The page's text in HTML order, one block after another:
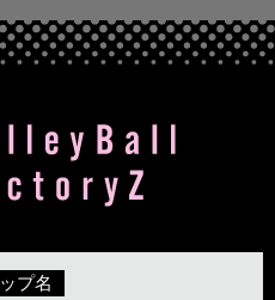
プ名